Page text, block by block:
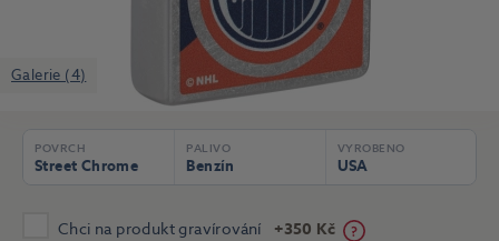
Galerie (4)
POVRCH
Street Chrome
PALIVO
Benzín
VYROBENO
USA
Chci na produkt gravírování +350 Kč